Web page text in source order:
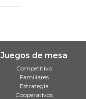
Juegos de mesa
Competitivo
Familiares
Estrategia
Cooperativos